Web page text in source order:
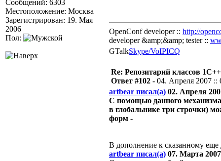
Сообщений: 6303
Местоположение: Москва
Зарегистрирован: 19. Мая
2006
Пол:
OpenConf developer :: http://
developer &amp;&amp; tester ::
GTalkSkype/VoIPICQ
Re: Репозитарий классов
Ответ #102 - 04. Апреля 2007 ::
artbear писал(а) 02. Апреля
С помощью данного
в глобальнике три строчки)
форм -
В дополнение к сказанному еще
artbear писал(а) 07. Марта